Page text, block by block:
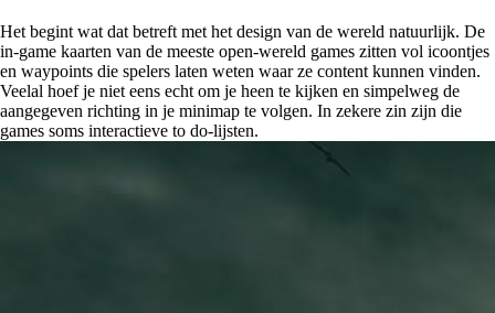
Het begint wat dat betreft met het design van de wereld natuurlijk. De
in-game kaarten van de meeste open-wereld games zitten vol icoontjes
en waypoints die spelers laten weten waar ze content kunnen vinden.
Veelal hoef je niet eens echt om je heen te kijken en simpelweg de
aangegeven richting in je minimap te volgen. In zekere zin zijn die
games soms interactieve to do-lijsten.